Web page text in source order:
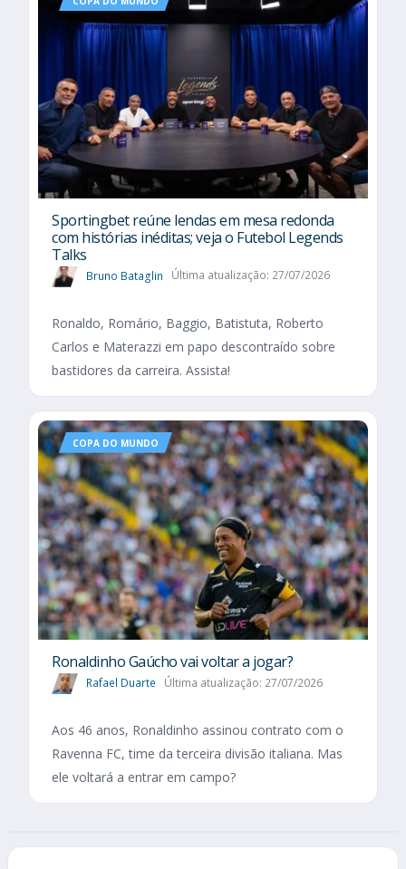
Sportingbet reúne lendas em mesa redonda
com histórias inéditas; veja o Futebol Legends
Talks
Bruno Bataglin Última atualização: 27/07/2026
Ronaldo, Romário, Baggio, Batistuta, Roberto
Carlos e Materazzi em papo descontraído sobre
bastidores da carreira. Assista!
COPA DO MUNDO
Ronaldinho Gaúcho vai voltar a jogar?
Rafael Duarte Última atualização: 27/07/2026
Aos 46 anos, Ronaldinho assinou contrato com o
Ravenna FC, time da terceira divisão italiana. Mas
ele voltará a entrar em campo?